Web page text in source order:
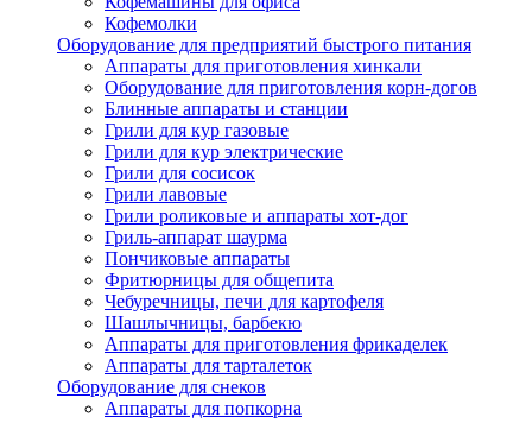
Кофемолки
Оборудование для предприятий быстрого питания
Аппараты для приготовления хинкали
Оборудование для приготовления корн-догов
Блинные аппараты и станции
Грили для кур газовые
Грили для кур электрические
Грили для сосисок
Грили лавовые
Грили роликовые и аппараты хот-дог
Гриль-аппарат шаурма
Пончиковые аппараты
Фритюрницы для общепита
Чебуречницы, печи для картофеля
Шашлычницы, барбекю
Аппараты для приготовления фрикаделек
Аппараты для тарталеток
Оборудование для снеков
Аппараты для попкорна